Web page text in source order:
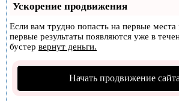
Ускорение продвижения
Если вам трудно попасть на первые
первые результаты появляются уже в
бустер вернут деньги.
Начать продвижение сайта